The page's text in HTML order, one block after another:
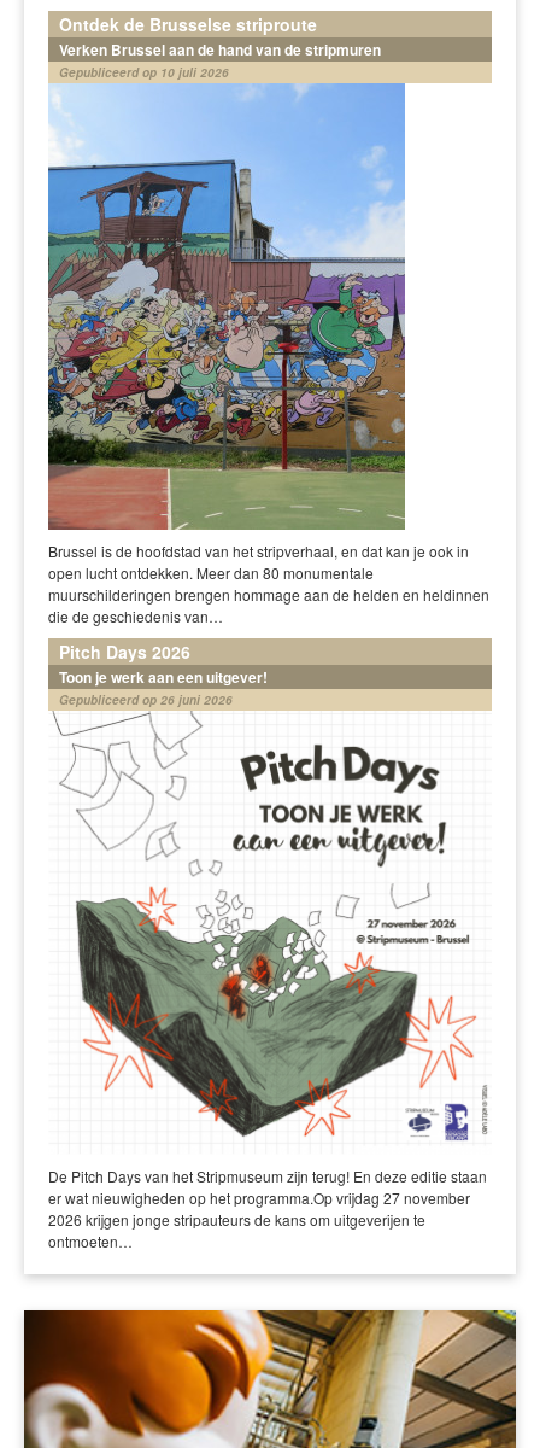
Ontdek de Brusselse striproute
Verken Brussel aan de hand van de stripmuren
Gepubliceerd op 10 juli 2026
Brussel is de hoofdstad van het stripverhaal, en dat kan je ook in
open lucht ontdekken. Meer dan 80 monumentale
muurschilderingen brengen hommage aan de helden en heldinnen
die de geschiedenis van…
Pitch Days 2026
Toon je werk aan een uitgever!
Gepubliceerd op 26 juni 2026
De Pitch Days van het Stripmuseum zijn terug! En deze editie staan
er wat nieuwigheden op het programma.Op vrijdag 27 november
2026 krijgen jonge stripauteurs de kans om uitgeverijen te
ontmoeten…